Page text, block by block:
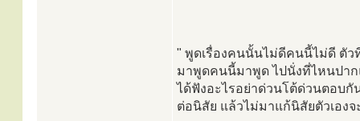
" พูดเรื่องคนนั้นไม่ดีคนนี้ไม่ดี ตัว
มาพูดคนนี้มาพูด ไปนั่งที่ไหนปาก
ได้ฟังอะไรอย่าด่วนโต้ด่วนตอบ
ต่อนิสัย แล้วไม่มาแก้นิสัยตัวเองจ